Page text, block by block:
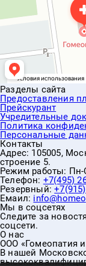
Разделы сайта
Предоставления
Прейскурант
Учредительные
Политика
Персональные
Контакты
Адрес: 105005,
строение 5.
Режим работы: Пн-
Телефон: +7(495)
Резервный:
Емаил:
Мы в соцсетях
Следите за
соцсети.
О нас
ООО «Гомеопатия
В нашей